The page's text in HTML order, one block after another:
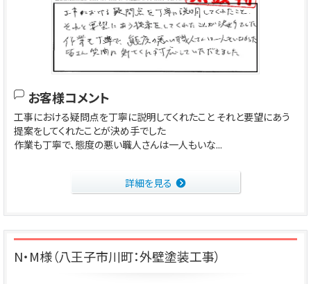
お客様コメント
工事における疑問点を丁寧に説明してくれたこと それと要望にあう
提案をしてくれたことが決め手でした
作業も丁寧で、態度の悪い職人さんは一人もいな...
詳細を見る
N・M様（八王子市川町：外壁塗装工事）